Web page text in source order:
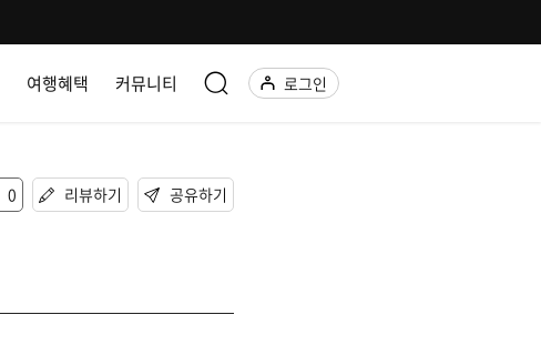
여행혜택 커뮤니티 로그인
0 리뷰하기 공유하기